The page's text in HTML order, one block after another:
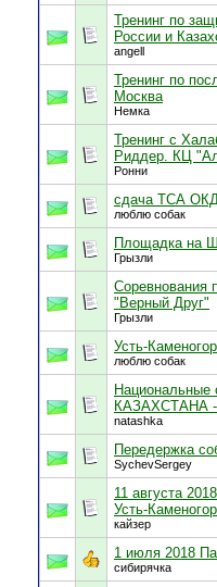
Тренинг по
России и
angell
Тренинг по
Москва
Немка
Тренинг с
Риддер. КЦ
Ронни
сдача ТСА ОКД
люблю собак
Площадка на
Грызли
Соревнования
"Верный Друг"
Грызли
Усть-
люблю собак
КАЗАХСТАНА -
natashka
Передержка
SychevSergey
11 августа
Усть-
кайзер
1 июля 2018
сибирячка